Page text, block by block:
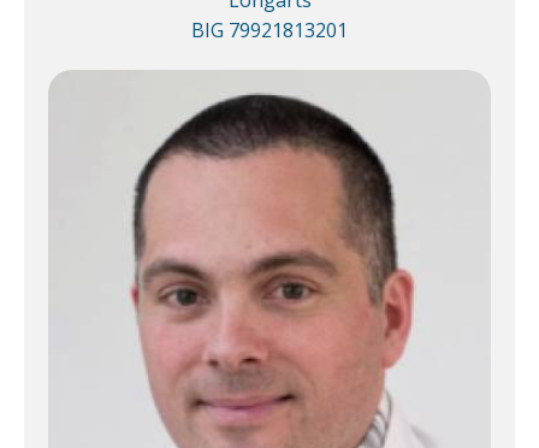
BIG 79921813201